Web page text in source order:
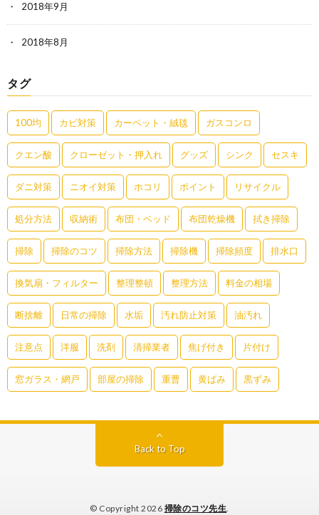
2018年9月
2018年8月
タグ
100均 カビ対策 カーペット・絨毯 ガスコンロ
クエン酸 クローゼット・押入れ グッズ シンク セスキ
ダニ対策 ニオイ対策 ホコリ ポイント リサイクル
処分方法 収納術 布団・ベッド 布団乾燥機 拭き掃除
掃除 掃除のコツ 掃除方法 掃除機 掃除頻度 排水口
換気扇・フィルター 整理整頓 整理方法 料金の相場
断捨離 日常の掃除 水垢 汚れ防止対策 油汚れ
注意点 洋服 洗剤 清掃業者 焦げ付き 片付け
窓ガラス・網戸 部屋の掃除 重曹 黄ばみ 黒ずみ
Back to Top
© Copyright 2026 掃除のコツ先生.